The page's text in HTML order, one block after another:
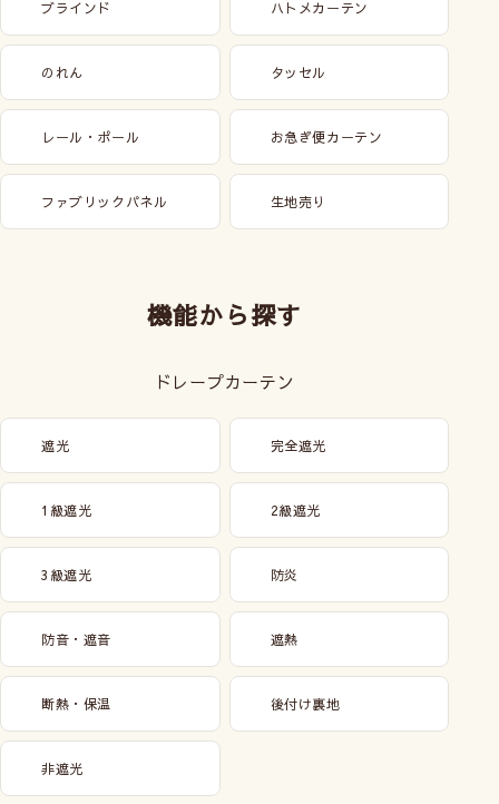
ブラインド ハトメカーテン
のれん タッセル
レール・ポール お急ぎ便カーテン
ファブリックパネル 生地売り
機能から探す
ドレープカーテン
遮光 完全遮光
1級遮光 2級遮光
3級遮光 防炎
防音・遮音 遮熱
断熱・保温 後付け裏地
非遮光